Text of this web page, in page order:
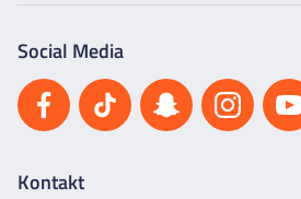
Social Media
Kontakt